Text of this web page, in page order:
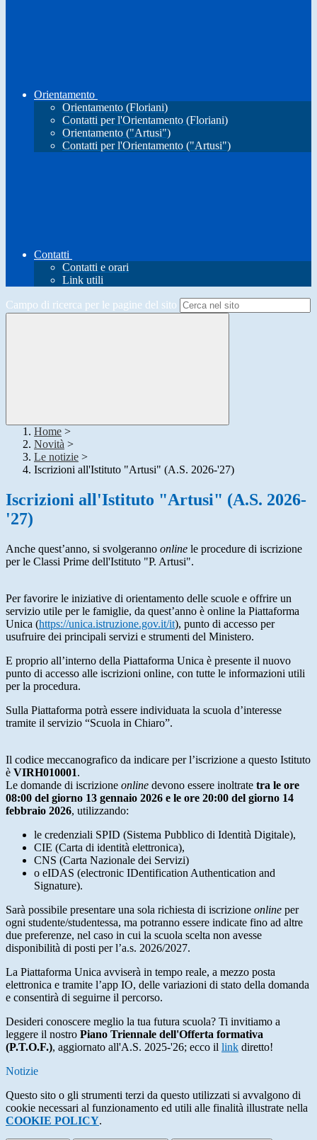
Orientamento
Orientamento (Floriani)
Contatti per l'Orientamento (Floriani)
Orientamento ("Artusi")
Contatti per l'Orientamento ("Artusi")
Contatti
Contatti e orari
Link utili
Campo di ricerca per le pagine del sito
Home >
Novità >
Le notizie >
Iscrizioni all'Istituto "Artusi" (A.S. 2026-'27)
Iscrizioni all'Istituto "Artusi" (A.S. 2026-
'27)
Anche quest’anno, si svolgeranno online le procedure di iscrizione
per le Classi Prime dell'Istituto "P. Artusi".
Per favorire le iniziative di orientamento delle scuole e offrire un
servizio utile per le famiglie, da quest’anno è online la Piattaforma
Unica (https://unica.istruzione.gov.it/it), punto di accesso per
usufruire dei principali servizi e strumenti del Ministero.
E proprio all’interno della Piattaforma Unica è presente il nuovo
punto di accesso alle iscrizioni online, con tutte le informazioni utili
per la procedura.
Sulla Piattaforma potrà essere individuata la scuola d’interesse
tramite il servizio “Scuola in Chiaro”.
Il codice meccanografico da indicare per l’iscrizione a questo Istituto
è VIRH010001.
Le domande di iscrizione online devono essere inoltrate tra le ore
08:00 del giorno 13 gennaio 2026 e le ore 20:00 del giorno 14
febbraio 2026, utilizzando:
le credenziali SPID (Sistema Pubblico di Identità Digitale),
CIE (Carta di identità elettronica),
CNS (Carta Nazionale dei Servizi)
o eIDAS (electronic IDentification Authentication and
Signature).
Sarà possibile presentare una sola richiesta di iscrizione online per
ogni studente/studentessa, ma potranno essere indicate fino ad altre
due preferenze, nel caso in cui la scuola scelta non avesse
disponibilità di posti per l’a.s. 2026/2027.
La Piattaforma Unica avviserà in tempo reale, a mezzo posta
elettronica e tramite l’app IO, delle variazioni di stato della domanda
e consentirà di seguirne il percorso.
Desideri conoscere meglio la tua futura scuola? Ti invitiamo a
leggere il nostro Piano Triennale dell'Offerta formativa
(P.T.O.F.), aggiornato all'A.S. 2025-'26; ecco il link diretto!
Notizie
Questo sito o gli strumenti terzi da questo utilizzati si avvalgono di
cookie necessari al funzionamento ed utili alle finalità illustrate nella
COOKIE POLICY.